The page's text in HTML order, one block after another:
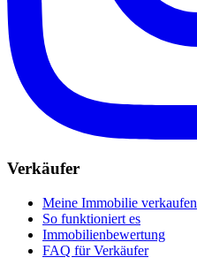
Verkäufer
Meine Immobilie verkaufen
So funktioniert es
Immobilienbewertung
FAQ für Verkäufer